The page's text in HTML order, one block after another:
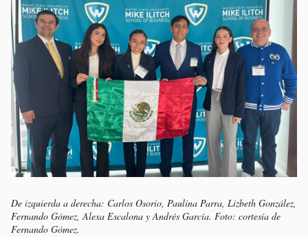
De izquierda a derecha: Carlos Osorio, Paulina Parra, Lizbeth González,
Fernando Gómez, Alexa Escalona y Andrés García. Foto: cortesía de
Fernando Gómez.